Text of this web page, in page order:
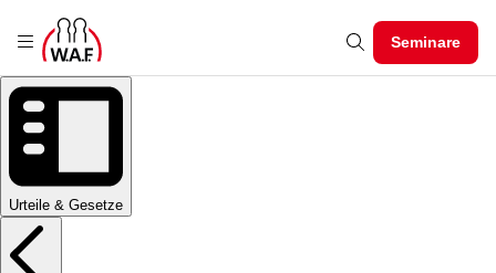
Seminare
Urteile & Gesetze